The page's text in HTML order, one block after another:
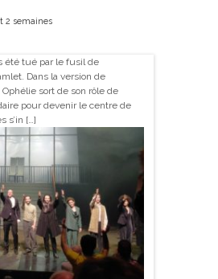
2 semaines
été tué par le fusil de
Dans la version de
sort de son rôle de
pour devenir le centre de
s’in […]